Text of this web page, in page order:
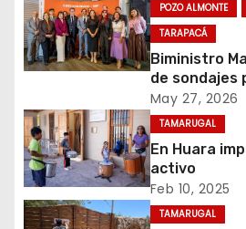
c
i
n
d
e
POZO ALMONTE
TARAPACÁ
Biministro
de sondajes
Colorado
May 27, 2026
TAMARUGAL
En Huara
activo
Feb 10, 2025
TAMARUGAL